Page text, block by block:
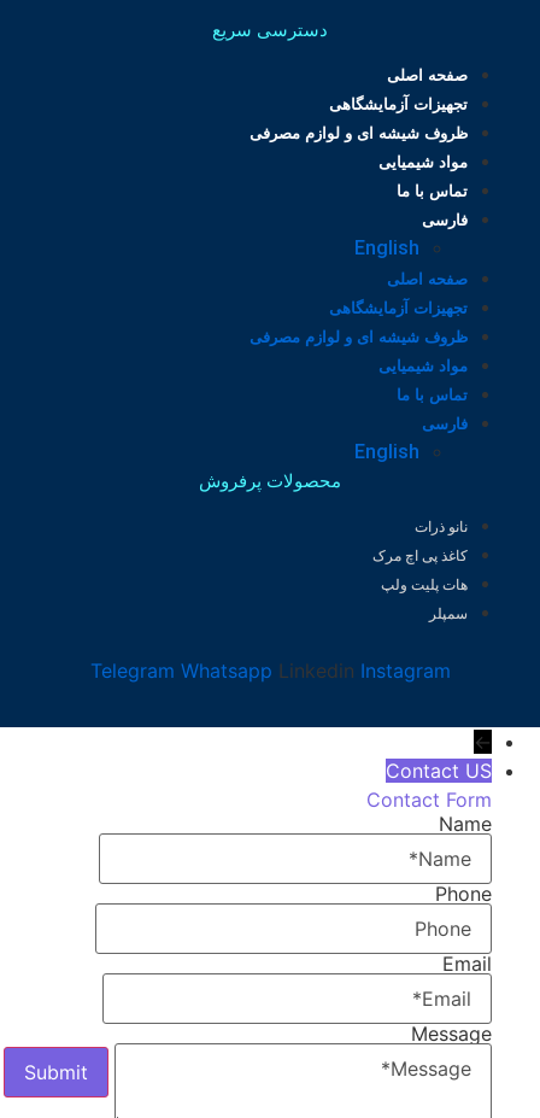
دسترسی سریع
صفحه اصلی
تجهیزات آزمایشگاهی
ظروف شیشه ای و لوازم مصرفی
مواد شیمیایی
تماس با ما
فارسی
English
صفحه اصلی
تجهیزات آزمایشگاهی
ظروف شیشه ای و لوازم مصرفی
مواد شیمیایی
تماس با ما
فارسی
English
محصولات پرفروش
نانو ذرات
کاغذ پی اچ مرک
هات پلیت ولپ
سمپلر
Telegram Whatsapp Linkedin Instagram
←
Contact US
Contact Form
Name
Phone
Email
Message